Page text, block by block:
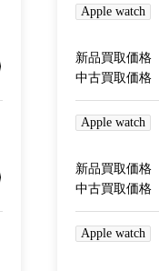
Apple watch
新品買取価格
中古買取価格
Apple watch
新品買取価格
中古買取価格
Apple watch